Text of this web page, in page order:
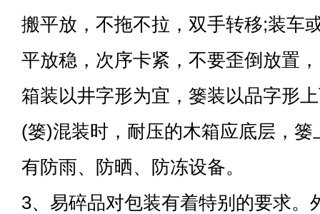
搬平放，不拖不拉，双手转移;装车
平放稳，次序卡紧，不要歪倒放置
箱装以井字形为宜，篓装以品字形
(篓)混装时，耐压的木箱应底层，
有防雨、防晒、防冻设备。
3、易碎品对包装有着特别的要求。